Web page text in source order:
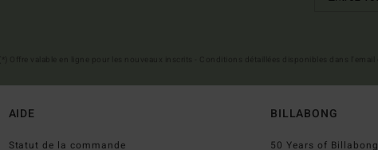
AIDE
Statut de la commande
BILLABONG
50 Years of Billabong